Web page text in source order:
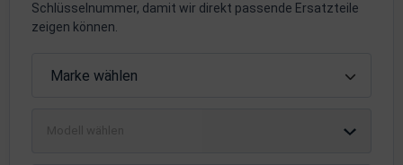
Schlüsselnummer, damit wir direkt passende Ersatzteile
zeigen können.
Marke wählen
Anbauteile